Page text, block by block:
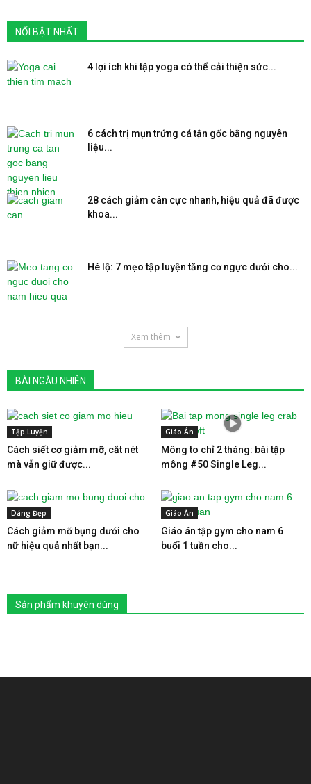
NỔI BẬT NHẤT
4 lợi ích khi tập yoga có thể cải thiện sức...
6 cách trị mụn trứng cá tận gốc bằng nguyên
liệu...
28 cách giảm cân cực nhanh, hiệu quả đã được
khoa...
Hé lộ: 7 mẹo tập luyện tăng cơ ngực dưới cho...
Xem thêm
BÀI NGẪU NHIÊN
Tập Luyện
Cách siết cơ giảm mỡ, cắt nét
mà vẫn giữ được...
Giáo Án
Mông to chỉ 2 tháng: bài tập
mông #50 Single Leg...
Dáng Đẹp
Cách giảm mỡ bụng dưới cho
nữ hiệu quả nhất bạn...
Giáo Án
Giáo án tập gym cho nam 6
buổi 1 tuần cho...
Sản phẩm khuyên dùng